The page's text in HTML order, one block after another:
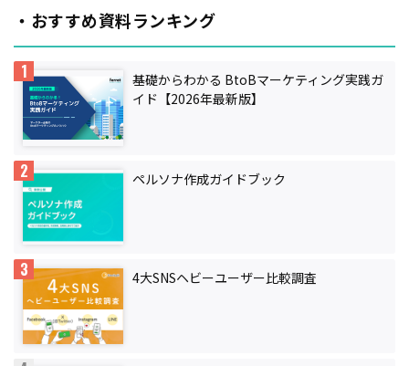
・おすすめ資料ランキング
基礎からわかる BtoBマーケティング実践ガ
イド【2026年最新版】
ペルソナ作成ガイドブック
4大SNSヘビーユーザー比較調査